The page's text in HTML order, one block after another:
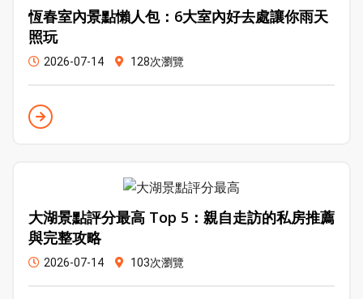
恆春室內景點懶人包：6大室內好去處讓你雨天
照玩
2026-07-14 128次瀏覽
大湖景點評分最高 Top 5：親自走訪的私房推薦
與完整攻略
2026-07-14 103次瀏覽